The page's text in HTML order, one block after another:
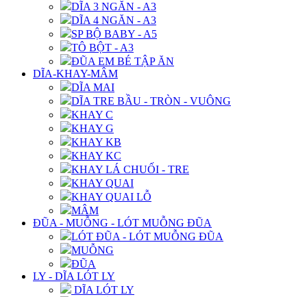
DĨA 3 NGĂN - A3
DĨA 4 NGĂN - A3
SP BỘ BABY - A5
TÔ BỘT - A3
ĐŨA EM BÉ TẬP ĂN
DĨA-KHAY-MÂM
DĨA MAI
DĨA TRE BẦU - TRÒN - VUÔNG
KHAY C
KHAY G
KHAY KB
KHAY KC
KHAY LÁ CHUỐI - TRE
KHAY QUAI
KHAY QUAI LỖ
MÂM
ĐŨA - MUỖNG - LÓT MUỖNG ĐŨA
LÓT ĐŨA - LÓT MUỖNG ĐŨA
MUỖNG
ĐŨA
LY - DĨA LÓT LY
DĨA LÓT LY